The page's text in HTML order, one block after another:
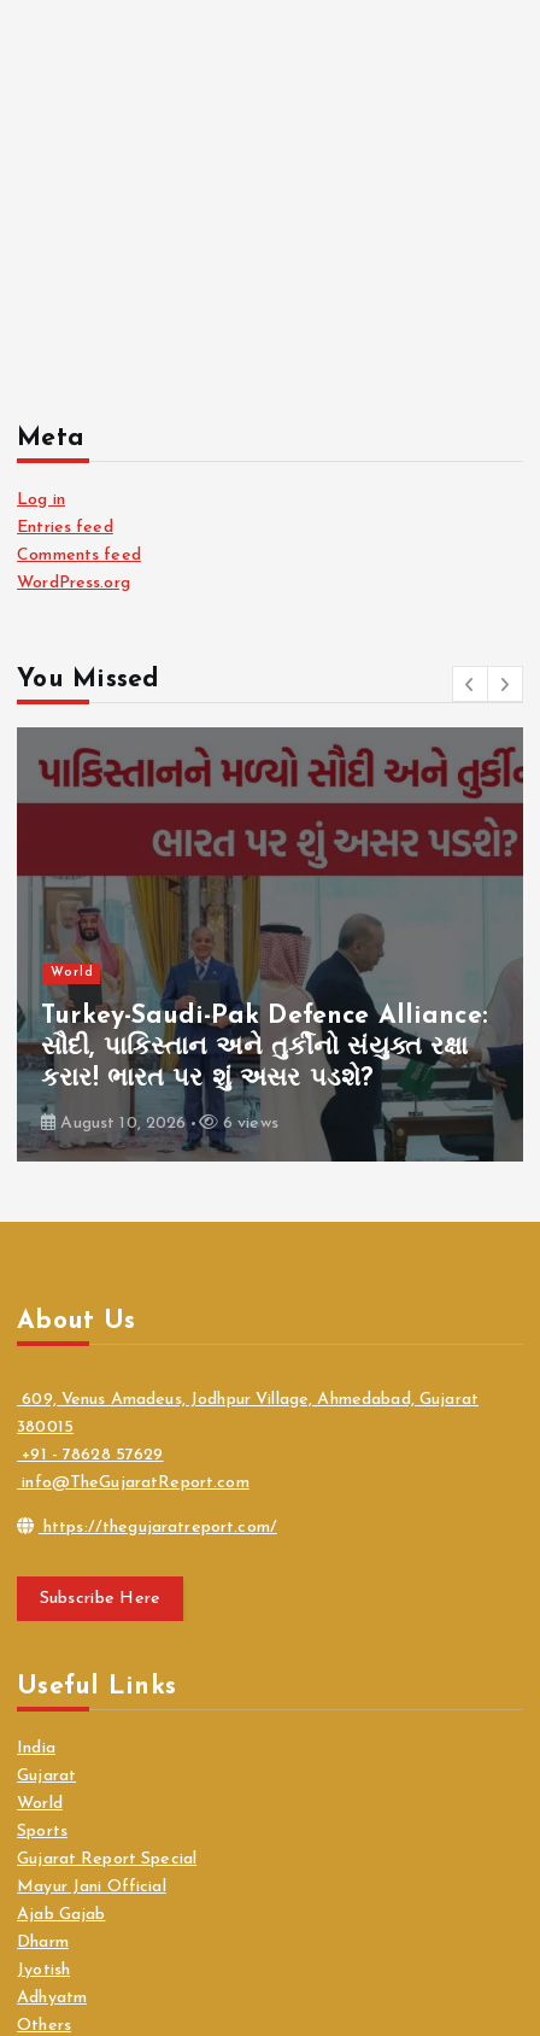
Meta
Log in
Entries feed
Comments feed
WordPress.org
You Missed
World
Turkey-Saudi-Pak Defence Alliance:
સૌદી, પાકિસ્તાન અને તુર્કીનો સંયુક્ત રક્ષા
કરાર! ભારત પર શું અસર પડશે?
August 10, 2026 6 views
About Us
609, Venus Amadeus, Jodhpur Village, Ahmedabad, Gujarat
380015
+91 - 78628 57629
info@TheGujaratReport.com
https://thegujaratreport.com/
Subscribe Here
Useful Links
India
Gujarat
World
Sports
Gujarat Report Special
Mayur Jani Official
Ajab Gajab
Dharm
Jyotish
Adhyatm
Others